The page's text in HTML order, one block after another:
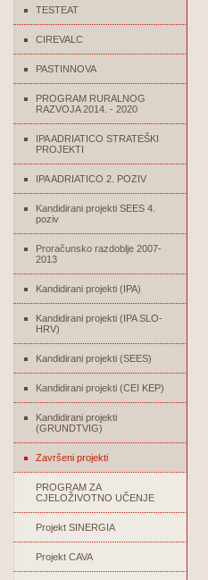
TESTEAT
CIREVALC
PASTINNOVA
PROGRAM RURALNOG
RAZVOJA 2014. - 2020
IPA ADRIATICO STRATEŠKI
PROJEKTI
IPA ADRIATICO 2. POZIV
Kandidirani projekti SEES 4.
poziv
Proračunsko razdoblje 2007-
2013
Kandidirani projekti (IPA)
Kandidirani projekti (IPA SLO-
HRV)
Kandidirani projekti (SEES)
Kandidirani projekti (CEI KEP)
Kandidirani projekti
(GRUNDTVIG)
Završeni projekti
PROGRAM ZA
CJELOŽIVOTNO UČENJE
Projekt SINERGIA
Projekt CAVA